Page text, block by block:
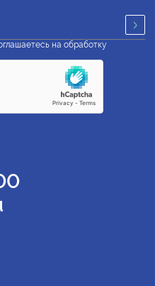
на обработку